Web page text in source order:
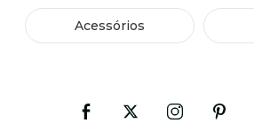
Acessórios